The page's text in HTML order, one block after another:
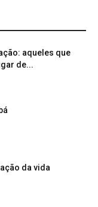
aqueles que
de...
da vida